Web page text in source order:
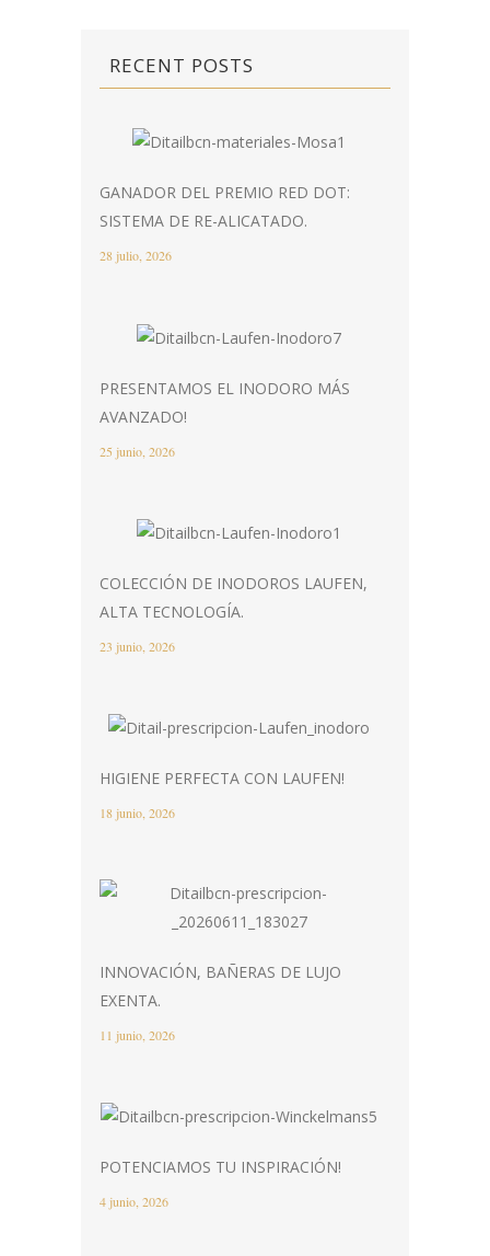
RECENT POSTS
GANADOR DEL PREMIO RED DOT:
SISTEMA DE RE-ALICATADO.
28 julio, 2026
PRESENTAMOS EL INODORO MÁS
AVANZADO!
25 junio, 2026
COLECCIÓN DE INODOROS LAUFEN,
ALTA TECNOLOGÍA.
23 junio, 2026
HIGIENE PERFECTA CON LAUFEN!
18 junio, 2026
INNOVACIÓN, BAÑERAS DE LUJO
EXENTA.
11 junio, 2026
POTENCIAMOS TU INSPIRACIÓN!
4 junio, 2026